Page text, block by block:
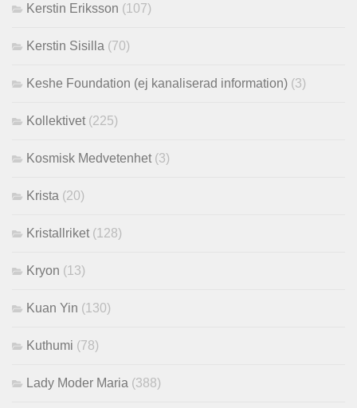
Kerstin Eriksson (107)
Kerstin Sisilla (70)
Keshe Foundation (ej kanaliserad information) (3)
Kollektivet (225)
Kosmisk Medvetenhet (3)
Krista (20)
Kristallriket (128)
Kryon (13)
Kuan Yin (130)
Kuthumi (78)
Lady Moder Maria (388)